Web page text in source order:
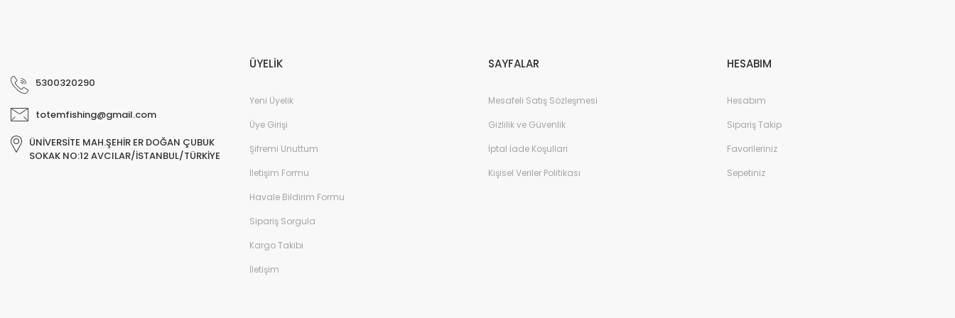
5300320290
totemfishing@gmail.com
ÜNİVERSİTE MAH.ŞEHİR ER DOĞAN ÇUBUK
SOKAK NO:12 AVCILAR/İSTANBUL/TÜRKİYE
ÜYELİK
Yeni Üyelik
Üye Girişi
Şifremi Unuttum
İletişim Formu
Havale Bildirim Formu
Sipariş Sorgula
Kargo Takibi
İletişim
SAYFALAR
Mesafeli Satış Sözleşmesi
Gizlilik ve Güvenlik
İptal İade Koşullari
Kişisel Veriler Politikası
HESABIM
Hesabım
Sipariş Takip
Favorileriniz
Sepetiniz